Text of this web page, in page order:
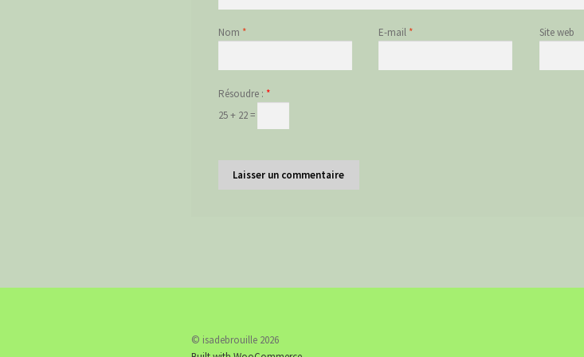
Nom * E-mail * Site web
Résoudre : *
25 + 22 =
© isadebrouille 2026